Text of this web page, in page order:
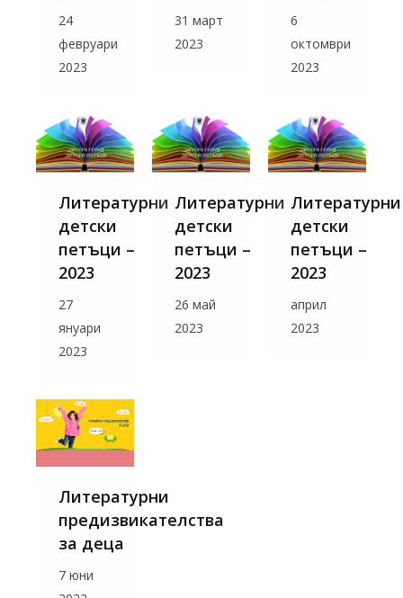
24
февруари
2023
31 март
2023
6
октомври
2023
Литературни
детски
петъци –
2023
27
януари
2023
Литературни
детски
петъци –
2023
26 май
2023
Литературни
детски
петъци –
2023
април
2023
Литературни
предизвикателства
за деца
7 юни